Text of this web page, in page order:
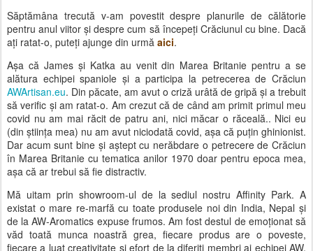
Săptămâna trecută v-am povestit despre planurile de călătorie
pentru anul viitor și despre cum să începeți Crăciunul cu bine. Dacă
ați ratat-o, puteți ajunge din urmă aici.
Așa că James și Katka au venit din Marea Britanie pentru a se
alătura echipei spaniole și a participa la petrecerea de Crăciun
AWArtisan.eu. Din păcate, am avut o criză urâtă de gripă și a trebuit
să verific și am ratat-o. Am crezut că de când am primit primul meu
covid nu am mai răcit de patru ani, nici măcar o răceală.. Nici eu
(din știința mea) nu am avut niciodată covid, așa că puțin ghinionist.
Dar acum sunt bine și aștept cu nerăbdare o petrecere de Crăciun
în Marea Britanie cu tematica anilor 1970 doar pentru epoca mea,
așa că ar trebui să fie distractiv.
Mă uitam prin showroom-ul de la sediul nostru Affinity Park. A
existat o mare re-marfă cu toate produsele noi din India, Nepal și
de la AW-Aromatics expuse frumos. Am fost destul de emoționat să
văd toată munca noastră grea, fiecare produs are o poveste,
fiecare a luat creativitate și efort de la diferiți membri ai echipei AW.